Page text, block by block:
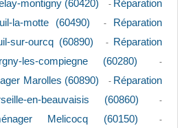
montigny (60420)
- Réparation
la-motte (60490)
-
Réparation
sur-ourcq (60890)
-
Réparation
les-compiegne (60280)
-
Marolles (60890) - Réparation
en-beauvaisis (60860)
-
Melicocq (60150) -